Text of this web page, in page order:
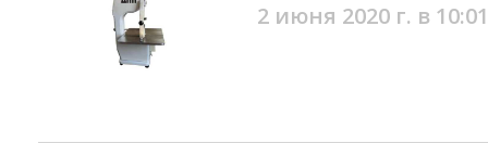
2 июня 2020 г. в 10:01